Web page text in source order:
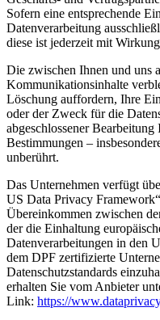
Sofern eine entsprechende
Datenverarbeitung
diese ist jederzeit mit
Die zwischen Ihnen und uns
Kommunikationsinhalte
Löschung auffordern, Ihre
oder der Zweck für die
abgeschlossener
Bestimmungen –
unberührt.
Das Unternehmen verfügt
US Data Privacy
Übereinkommen zwischen
der die Einhaltung
Datenverarbeitungen in den
dem DPF zertifizierte
Datenschutzstandards
erhalten Sie vom Anbieter
Link: https://